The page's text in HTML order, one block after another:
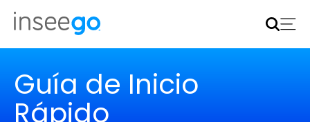
Inseego to acquire Nokia’s fixed wireless access CPE
business
Guía de Inicio
Rápido